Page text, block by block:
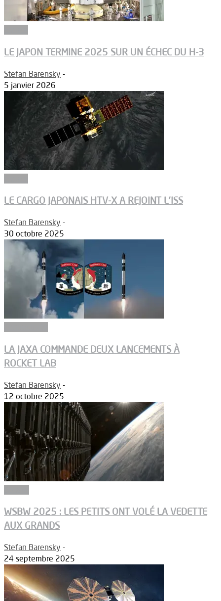
LE JAPON TERMINE 2025 SUR UN ÉCHEC DU H-3
Stefan Barensky -
5 janvier 2026
LE CARGO JAPONAIS HTV-X A REJOINT L’ISS
Stefan Barensky -
30 octobre 2025
LA JAXA COMMANDE DEUX LANCEMENTS À
ROCKET LAB
Stefan Barensky -
12 octobre 2025
WSBW 2025 : LES PETITS ONT VOLÉ LA VEDETTE
AUX GRANDS
Stefan Barensky -
24 septembre 2025